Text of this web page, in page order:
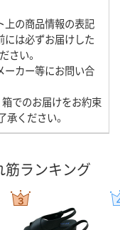
上の商品情報の表記
には必ずお届けした
さい。
ーカー等にお問い合
箱でのお届けをお約束
ください。
筋ランキング